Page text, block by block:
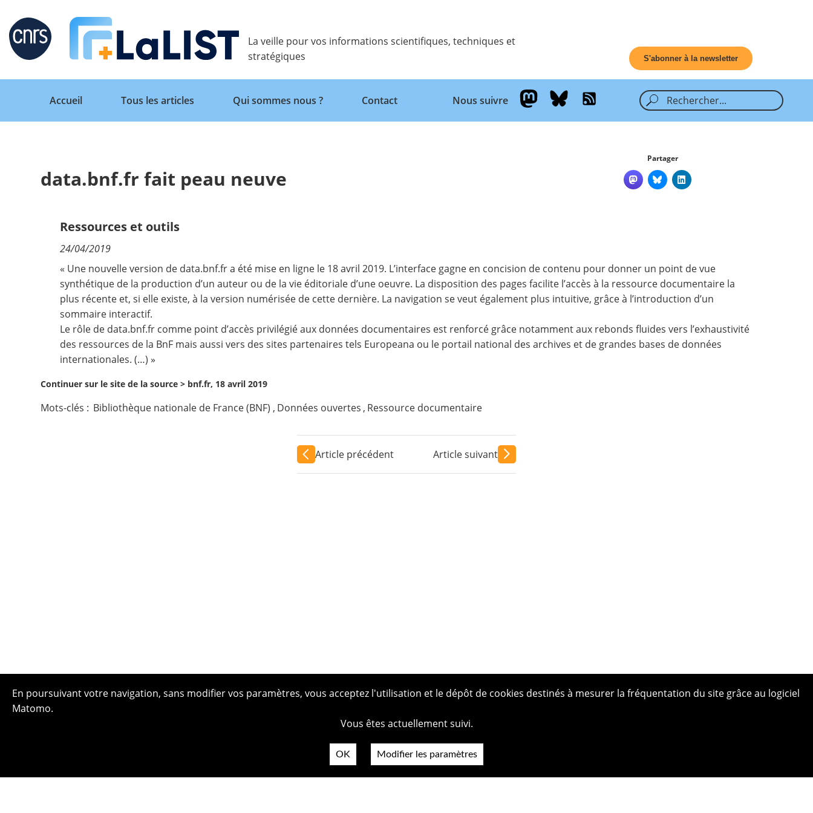
Retour
Accueil
Qui sommes nous ?
Nous suivre
La veille pour vos informations scientifiques, techniques et
stratégiques
S'abonner à la newsletter
Retour
Accueil
Tous les articles Qui sommes nous ? Contact Nous suivre
data.bnf.fr fait peau neuve
Partager
Ressources et outils
24/04/2019
« Une nouvelle version de data.bnf.fra été mise en ligne le 18 avril 2019. L’interface gagne en concision de contenu pour donner un point de vue
synthétique de la production d’un auteur ou de la vie éditoriale d’une oeuvre. La disposition des pages facilite l’accès à la ressource documentaire la
plus récente et, si elle existe, à la version numérisée de cette dernière. La navigation se veut également plus intuitive, grâce à l’introduction d’un
sommaire interactif.
Le rôle de data.bnf.fr comme point d’accès privilégié aux données documentaires est renforcé grâce notamment aux rebonds fluides vers l’exhaustivité
des ressources de la BnF mais aussi vers des sites partenaires tels Europeana ou le portail national des archives et de grandes bases de données
internationales. (…) »
Continuer sur le site de la source > bnf.fr, 18 avril 2019
Mots-clés : Bibliothèque nationale de France (BNF) , Données ouvertes , Ressource documentaire
Article précédent Article suivant
En poursuivant votre navigation, sans modifier vos paramètres, vous acceptez l'utilisation et le dépôt de cookies destinés à mesurer la fréquentation du site grâce au logiciel
Matomo.
Vous êtes actuellement suivi.
OK Modifier les paramètres